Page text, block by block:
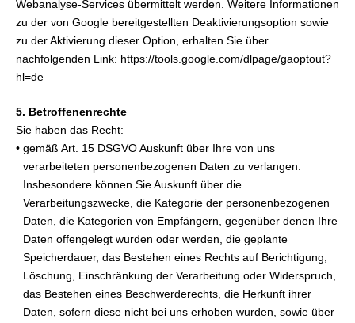
Webanalyse-Services übermittelt werden. Weitere Informationen
zu der von Google bereitgestellten Deaktivierungsoption sowie
zu der Aktivierung dieser Option, erhalten Sie über
nachfolgenden Link: https://tools.google.com/dlpage/gaoptout?
hl=de
5. Betroffenenrechte
Sie haben das Recht:
• gemäß Art. 15 DSGVO Auskunft über Ihre von uns
verarbeiteten personenbezogenen Daten zu verlangen.
Insbesondere können Sie Auskunft über die
Verarbeitungszwecke, die Kategorie der personenbezogenen
Daten, die Kategorien von Empfängern, gegenüber denen Ihre
Daten offengelegt wurden oder werden, die geplante
Speicherdauer, das Bestehen eines Rechts auf Berichtigung,
Löschung, Einschränkung der Verarbeitung oder Widerspruch,
das Bestehen eines Beschwerderechts, die Herkunft ihrer
Daten, sofern diese nicht bei uns erhoben wurden, sowie über